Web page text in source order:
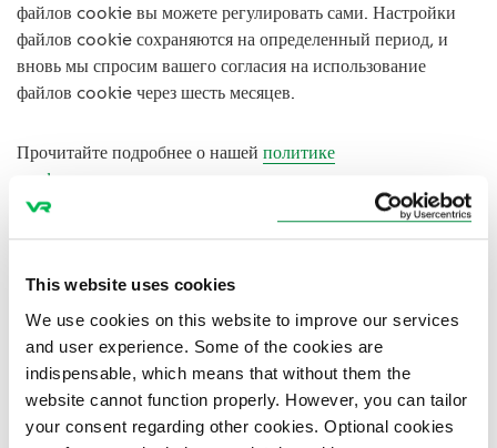
This website uses cookies
We use cookies on this website to improve our services
and user experience. Some of the cookies are
indispensable, which means that without them the
website cannot function properly. However, you can tailor
your consent regarding other cookies. Optional cookies
файлов cookie вы можете регулировать сами. Настройки
файлов cookie сохраняются на определенный период, и
вновь мы спросим вашего согласия на использование
файлов cookie через шесть месяцев.
Прочитайте подробнее о нашей политике
конфиденциальности
о конфиденциальности.
cookie
Некоторые файлы cookie необходимы для
функционирования, безопасности и удобства использования